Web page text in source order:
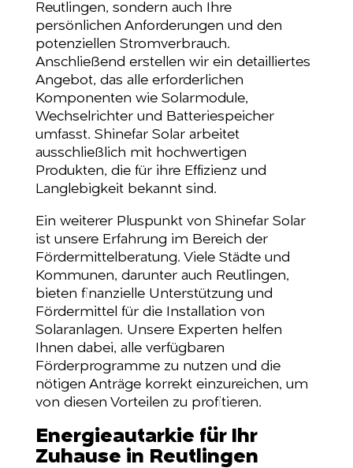
Reutlingen, sondern auch Ihre
persönlichen Anforderungen und den
potenziellen Stromverbrauch.
Anschließend erstellen wir ein detailliertes
Angebot, das alle erforderlichen
Komponenten wie Solarmodule,
Wechselrichter und Batteriespeicher
umfasst. Shinefar Solar arbeitet
ausschließlich mit hochwertigen
Produkten, die für ihre Effizienz und
Langlebigkeit bekannt sind.
Ein weiterer Pluspunkt von Shinefar Solar
ist unsere Erfahrung im Bereich der
Fördermittelberatung. Viele Städte und
Kommunen, darunter auch Reutlingen,
bieten finanzielle Unterstützung und
Fördermittel für die Installation von
Solaranlagen. Unsere Experten helfen
Ihnen dabei, alle verfügbaren
Förderprogramme zu nutzen und die
nötigen Anträge korrekt einzureichen, um
von diesen Vorteilen zu profitieren.
Energieautarkie für Ihr
Zuhause in Reutlingen